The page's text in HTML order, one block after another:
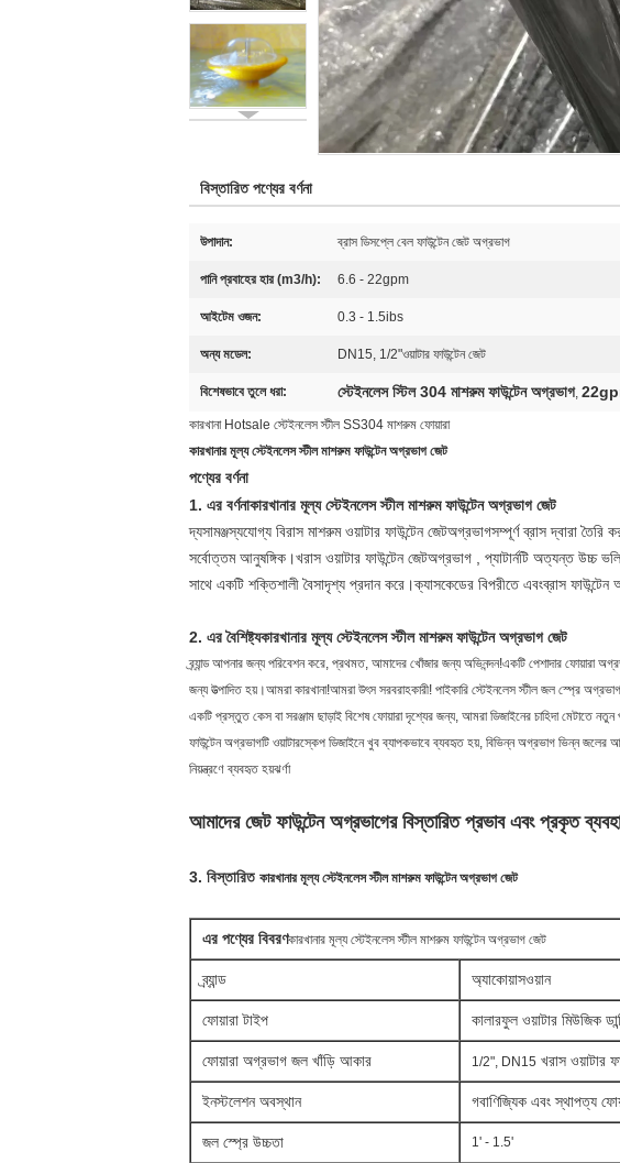
বিস্তারিত পণ্যের বর্ণনা
উপাদান: ব্রাস ডিসপ্লে বেল ফাউন্টেন জেট অগ্রভাগ
পানি প্রবাহের হার (m3/h): 6.6 - 22gpm
আইটেম ওজন: 0.3 - 1.5ibs
অন্য মডেল: DN15, 1/2"ওয়াটার ফাউন্টেন জেট
বিশেষভাবে তুলে ধরা: স্টেইনলেস স্টিল 304 মাশরুম ফাউন্টেন অগ্রভাগ,
কারখানা Hotsale স্টেইনলেস স্টীল SS304 মাশরুম ফোয়ারা
কারখানার মূল্য স্টেইনলেস স্টীল মাশরুম ফাউন্টেন অগ্রভাগ জেট
পণ্যের বর্ণনা
1. এর বর্ণনাকারখানার মূল্য স্টেইনলেস স্টীল মাশরুম ফাউন্টেন অগ্রভাগ জেট
দ্যসামঞ্জস্যযোগ্য বিরাস মাশরুম ওয়াটার ফাউন্টেন জেটঅগ্রভাগসম্পূর্ণ ব্রাস দ্বারা তৈরি
সর্বোত্তম আনুষঙ্গিক।খরাস ওয়াটার ফাউন্টেন জেটঅগ্রভাগ , প্যাটার্নটি অত্যন্ত
সাথে একটি শক্তিশালী বৈসাদৃশ্য প্রদান করে।ক্যাসকেডের বিপরীতে এবংব্রাস ফাউন্টেন
2. এর বৈশিষ্ট্যকারখানার মূল্য স্টেইনলেস স্টীল মাশরুম ফাউন্টেন অগ্রভাগ জেট
ব্র্যান্ড আপনার জন্য পরিবেশন করে, প্রথমত, আমাদের খোঁজার জন্য অভিনন্দন!একটি পেশাদার ফোয়ারা
জন্য উত্পাদিত হয়।আমরা কারখানা!আমরা উৎস সরবরাহকারী! পাইকারি স্টেইনলেস স্টীল জল স্প্রে
একটি প্রস্তুত কেস বা সরঞ্জাম ছাড়াই বিশেষ ফোয়ারা দৃশ্যের জন্য, আমরা ডিজাইনের চাহিদা মেটাতে নতুন
ফাউন্টেন অগ্রভাগটি ওয়াটারস্কেপ ডিজাইনে খুব ব্যাপকভাবে ব্যবহৃত হয়, বিভিন্ন অগ্রভাগ ভিন্ন জলের
নিয়ন্ত্রণে ব্যবহৃত হয়ঝর্ণা
আমাদের জেট ফাউন্টেন অগ্রভাগের বিস্তারিত প্রভাব এবং প্রকৃত
3. বিস্তারিত কারখানার মূল্য স্টেইনলেস স্টীল মাশরুম ফাউন্টেন অগ্রভাগ জেট
এর পণ্যের বিবরণকারখানার মূল্য স্টেইনলেস স্টীল মাশরুম ফাউন্টেন অগ্রভাগ জেট
ব্র্যান্ড অ্যাকোয়াসওয়ান
ফোয়ারা টাইপ কালারফুল ওয়াটার মিউজিক
ফোয়ারা অগ্রভাগ জল খাঁড়ি আকার 1/2", DN15 খরাস ওয়াটার
ইনস্টলেশন অবস্থান গবাণিজ্যিক এবং স্থাপত্য
জল স্প্রে উচ্চতা 1' - 1.5'